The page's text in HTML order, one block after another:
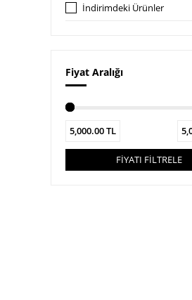
İndirimdeki Ürünler
Fiyat Aralığı
5,000.00TL
FİYATI FİLTRELE